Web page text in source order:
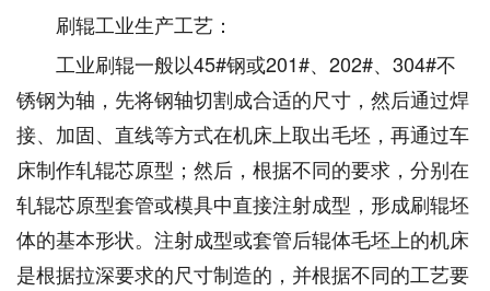
刷辊工业生产工艺：
工业刷辊一般以45#钢或201#、202#、304#不
锈钢为轴，先将钢轴切割成合适的尺寸，然后通过焊
接、加固、直线等方式在机床上取出毛坯，再通过车
床制作轧辊芯原型；然后，根据不同的要求，分别在
轧辊芯原型套管或模具中直接注射成型，形成刷辊坯
体的基本形状。注射成型或套管后辊体毛坯上的机床
是根据拉深要求的尺寸制造的，并根据不同的工艺要